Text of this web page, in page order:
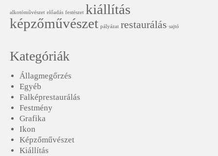
alkotóművészet előadás festészet kiállítás
képzőművészet pályázat restaurálás sajtó
Kategóriák
Állagmegőrzés
Egyéb
Falképrestaurálás
Festmény
Grafika
Ikon
Képzőművészet
Kiállítás